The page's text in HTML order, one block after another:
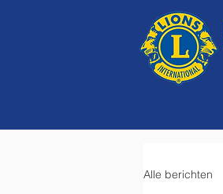
Alle berichten